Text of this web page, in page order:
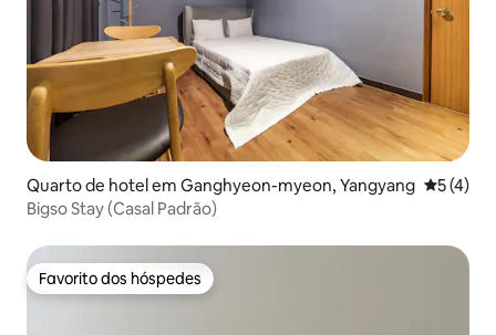
Quarto de hotel em Ganghyeon-myeon, Yangyang
5 (4)
Bigso Stay (Casal Padrão)
Favorito dos hóspedes
Favorito dos hóspedes